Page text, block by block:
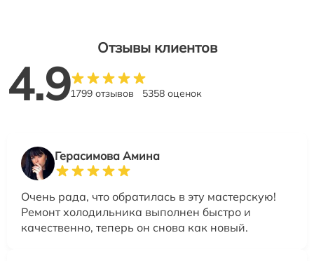
Отзывы клиентов
4.91799 отзывов 5358 оценок
Герасимова Амина
Очень рада, что обратилась в эту мастерскую!
Ремонт холодильника выполнен быстро и
качественно, теперь он снова как новый.